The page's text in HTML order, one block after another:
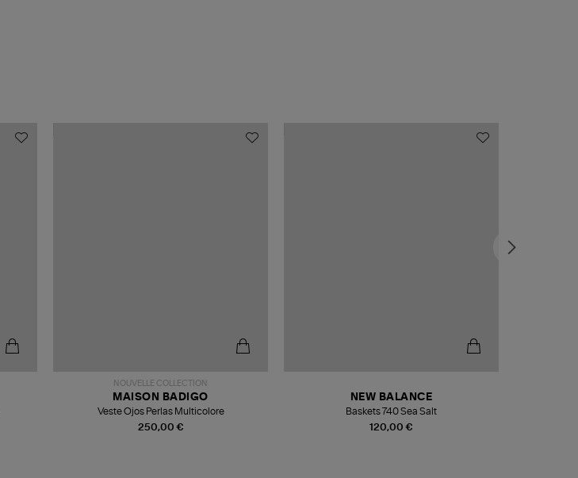
NOUVELLE COLLECTION
250,00 €
MAISON BADIGO
Veste Ojos Perlas Multicolore
120,00 €
NEW BALANCE
Baskets 740 Sea Salt